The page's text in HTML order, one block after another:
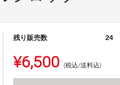
残り販売数 24
¥6,500 (税込/送料込)